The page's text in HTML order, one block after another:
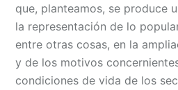
que, planteamos, se produce
la representación de lo
entre otras cosas, en la
y de los motivos
condiciones de vida de los